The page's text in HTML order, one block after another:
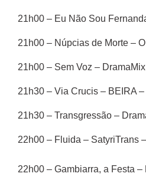
21h00 – Eu Não Sou
21h00 – Núpcias de Morte –
21h00 – Sem Voz –
21h30 – Via Crucis – BEIRA
21h30 – Transgressão –
22h00 – Fluida – SatyriTrans
22h00 – Gambiarra, a Festa